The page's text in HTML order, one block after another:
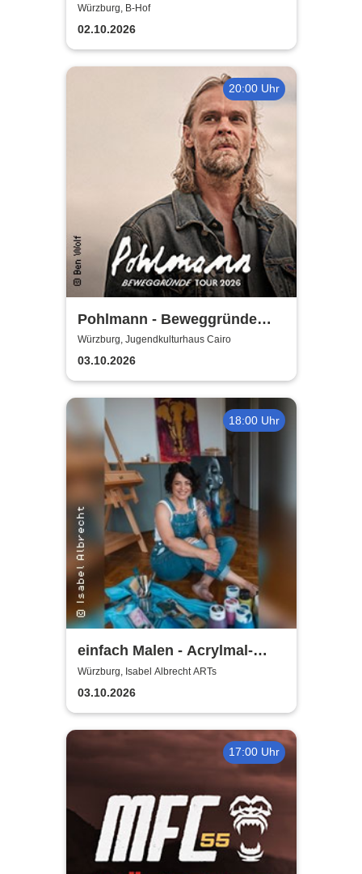
Tour 2026
Würzburg, B-Hof
02.10.2026
20:00 Uhr
Pohlmann - Beweggründe
Tour 2026
Würzburg, Jugendkulturhaus Cairo
03.10.2026
18:00 Uhr
einfach Malen - Acrylmal-
Workshop | Isabel Albrecht
ARTs
Würzburg, Isabel Albrecht ARTs
03.10.2026
17:00 Uhr